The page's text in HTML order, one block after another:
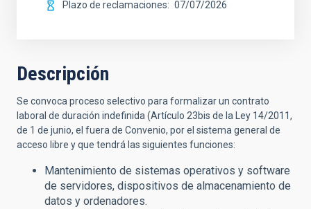
Plazo de reclamaciones
07/07/2026
Descripción
Se convoca proceso selectivo para formalizar un contrato
laboral de duración indefinida (Artículo 23bis de la Ley 14/2011,
de 1 de junio, el fuera de Convenio, por el sistema general de
acceso libre y que tendrá las siguientes funciones:
Mantenimiento de sistemas operativos y software
de servidores, dispositivos de almacenamiento de
datos y ordenadores.